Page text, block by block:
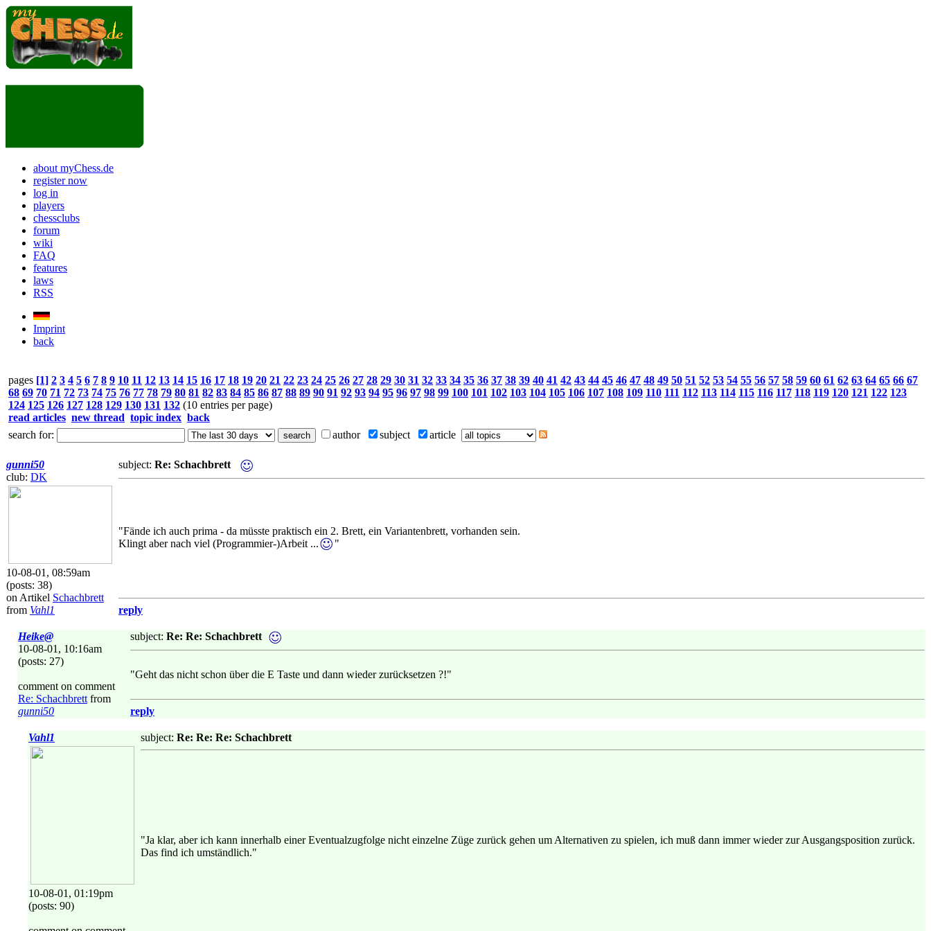
about myChess.de
register now
log in
players
chessclubs
forum
wiki
FAQ
features
laws
RSS
Imprint
back
pages [1] 2 3 4 5 6 7 8 9 10 11 12 13 14 15 16 17 18 19 20 21 22 23 24 25 26 27 28 29 30 31 32 33 34 35 36 37 38 39 40 41 42 43 44 45 46 47 48 49 50 51 52 53 54 55 56 57 58 59 60 61 62 63 64 65 66 67
68 69 70 71 72 73 74 75 76 77 78 79 80 81 82 83 84 85 86 87 88 89 90 91 92 93 94 95 96 97 98 99 100 101 102 103 104 105 106 107 108 109 110 111 112 113 114 115 116 117 118 119 120 121 122 123
124 125 126 127 128 129 130 131 132 (10 entries per page)
read articles new thread topic index back
search for:
author subject article
gunni50
club: DK
10-08-01, 08:59am
(posts: 38)
on Artikel Schachbrett
from Vahl1
subject: Re: Schachbrett
"Fände ich auch prima - da müsste praktisch ein 2. Brett, ein Variantenbrett, vorhanden sein.
Klingt aber nach viel (Programmier-)Arbeit ...
"
reply
Heike@
10-08-01, 10:16am
(posts: 27)
comment on comment
Re: Schachbrett from
gunni50
subject: Re: Re: Schachbrett
"Geht das nicht schon über die E Taste und dann wieder zurücksetzen ?!"
reply
Vahl1
10-08-01, 01:19pm
(posts: 90)
subject: Re: Re: Re: Schachbrett
"Ja klar, aber ich kann innerhalb einer Eventualzugfolge nicht einzelne Züge zurück gehen um Alternativen zu spielen, ich muß dann immer wieder zur Ausgangsposition zurück.
Das find ich umständlich."